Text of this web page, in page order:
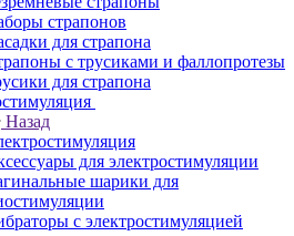
страпонов
для страпона
с трусиками и фаллопротезы
для страпона
Назад
для электростимуляции
шарики для
с электростимуляцией